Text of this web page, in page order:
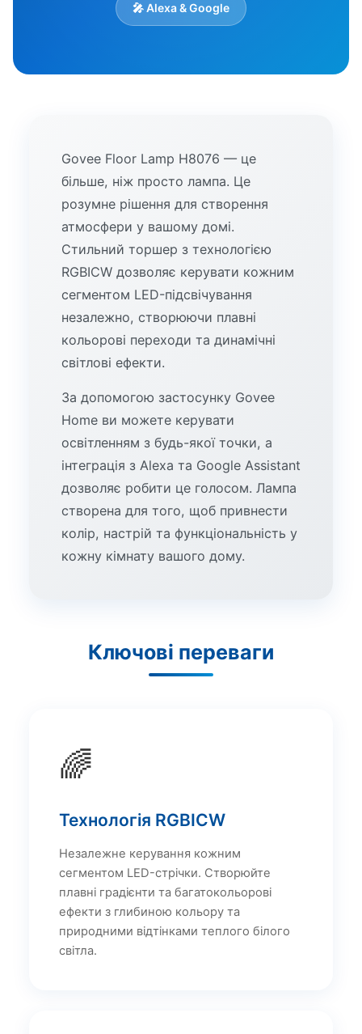
🎤 Alexa & Google
Govee Floor Lamp H8076 — це
більше, ніж просто лампа. Це
розумне рішення для створення
атмосфери у вашому домі.
Стильний торшер з технологією
RGBICW дозволяє керувати кожним
сегментом LED-підсвічування
незалежно, створюючи плавні
кольорові переходи та динамічні
світлові ефекти.
За допомогою застосунку Govee
Home ви можете керувати
освітленням з будь-якої точки, а
інтеграція з Alexa та Google Assistant
дозволяє робити це голосом. Лампа
створена для того, щоб привнести
колір, настрій та функціональність у
кожну кімнату вашого дому.
Ключові переваги
🌈
Технологія RGBICW
Незалежне керування кожним
сегментом LED-стрічки. Створюйте
плавні градієнти та багатокольорові
ефекти з глибиною кольору та
природними відтінками теплого білого
світла.